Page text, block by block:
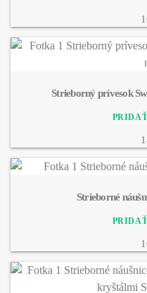
Strieborný prívesok
Strieborné